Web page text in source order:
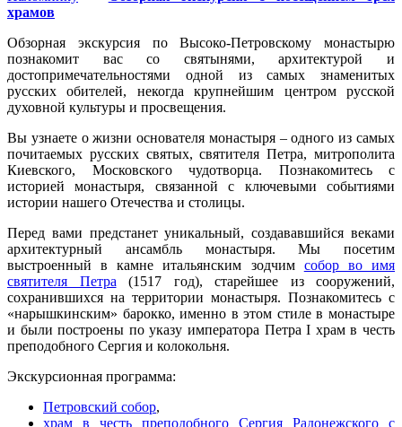
храмов
Обзорная экскурсия по Высоко-Петровскому монастырю
познакомит вас со святынями, архитектурой и
достопримечательностями одной из самых знаменитых
русских обителей, некогда крупнейшим центром русской
духовной культуры и просвещения.
Вы узнаете о жизни основателя монастыря – одного из самых
почитаемых русских святых, святителя Петра, митрополита
Киевского, Московского чудотворца. Познакомитесь с
историей монастыря, связанной с ключевыми событиями
истории нашего Отечества и столицы.
Перед вами предстанет уникальный, создававшийся веками
архитектурный ансамбль монастыря. Мы посетим
выстроенный в камне итальянским зодчим собор во имя
святителя Петра (1517 год), старейшее из сооружений,
сохранившихся на территории монастыря. Познакомитесь с
«нарышкинским» барокко, именно в этом стиле в монастыре
и были построены по указу императора Петра I храм в честь
преподобного Сергия и колокольня.
Экскурсионная программа:
Петровский собор,
храм в честь преподобного Сергия Радонежского с